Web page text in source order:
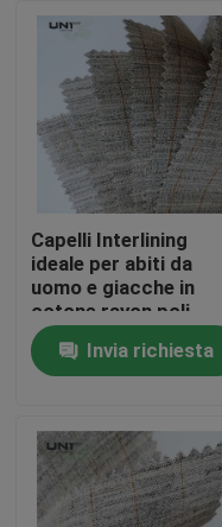
Casa.
Prodotti
Su di noi
Capelli Interlining
ideale per abiti da
uomo e giacche in
cotone rayon poli
capelli di capra con
rigido e liscio elastico
palmare
Invia richiesta